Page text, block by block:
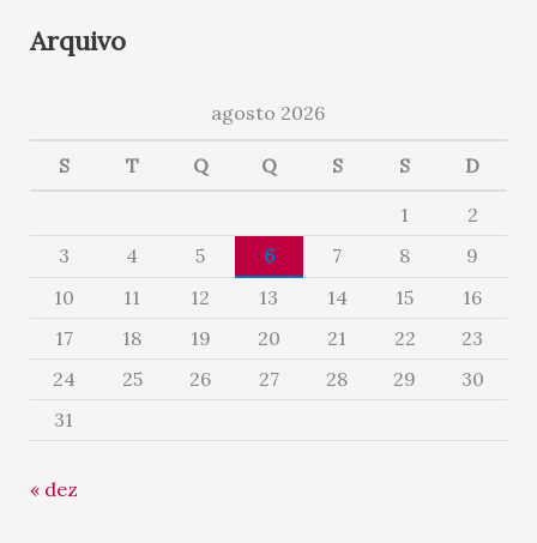
Arquivo
agosto 2026
S T Q Q S S D
1
2
3
4 5 6 7 8
9
10
11 12 13 14 15
16
17
18 19 20 21 22
23
24
25 26 27 28 29
30
31
« dez